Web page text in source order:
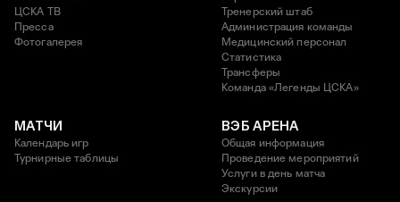
ЦСКА ТВ
Пресса
Фотогалерея
Тренерский штаб
Администрация команды
Медицинский персонал
Статистика
Трансферы
Команда «Легенды ЦСКА»
МАТЧИ
Календарь игр
Турнирные таблицы
ВЭБ АРЕНА
Общая информация
Проведение мероприятий
Услуги в день матча
Экскурсии